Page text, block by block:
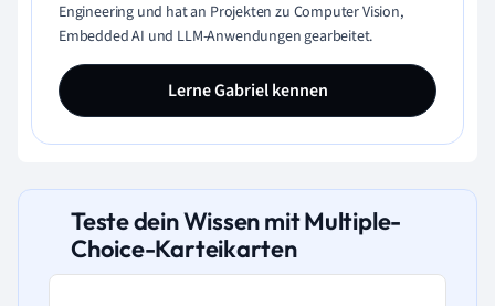
Engineering und hat an Projekten zu Computer Vision,
Embedded AI und LLM-Anwendungen gearbeitet.
Lerne Gabriel kennen
Teste dein Wissen mit Multiple-
Choice-Karteikarten